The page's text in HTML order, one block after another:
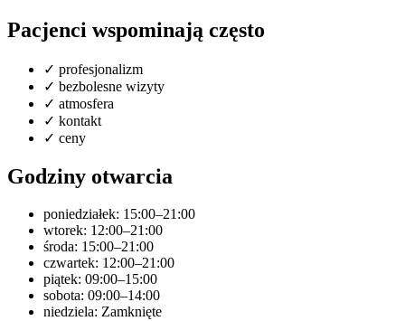
Pacjenci wspominają często
✓ profesjonalizm
✓ bezbolesne wizyty
✓ atmosfera
✓ kontakt
✓ ceny
Godziny otwarcia
poniedziałek: 15:00–21:00
wtorek: 12:00–21:00
środa: 15:00–21:00
czwartek: 12:00–21:00
piątek: 09:00–15:00
sobota: 09:00–14:00
niedziela: Zamknięte